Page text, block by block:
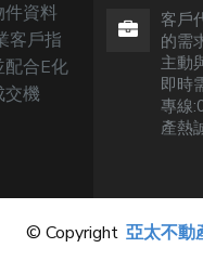
資料
客戶指
合E化
交機
客戶
的需
主動
即時
專線
產熱
© Copyright 亞太不動